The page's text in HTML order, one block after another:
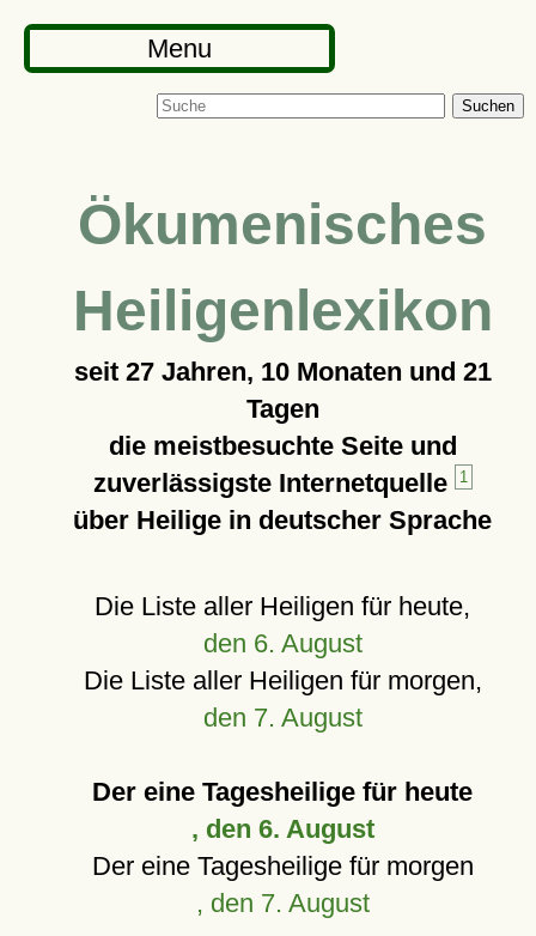
Menu
Suchen
Ökumenisches
Heiligenlexikon
seit 27 Jahren, 10 Monaten und 21
Tagen
die meistbesuchte Seite und
zuverlässigste Internetquelle
1
über Heilige in deutscher Sprache
Die Liste aller Heiligen für heute,
den 6. August
Die Liste aller Heiligen für morgen,
den 7. August
Der eine Tagesheilige für heute
, den 6. August
Der eine Tagesheilige für morgen
, den 7. August